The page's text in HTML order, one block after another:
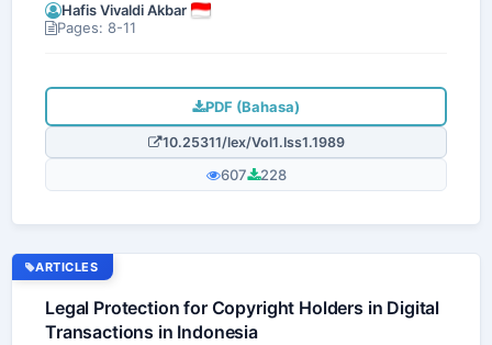
Hafis Vivaldi Akbar
Pages: 8-11
PDF (Bahasa)
10.25311/lex/Vol1.Iss1.1989
607 228
ARTICLES
Legal Protection for Copyright Holders in Digital
Transactions in Indonesia